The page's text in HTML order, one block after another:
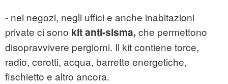
- nei negozi, negli uffici e anche inabitazioni
private ci sono kit anti-sisma, che permettono
disopravvivere pergiorni. Il kit contiene torce,
radio, cerotti, acqua, barrette energetiche,
fischietto e altro ancora.